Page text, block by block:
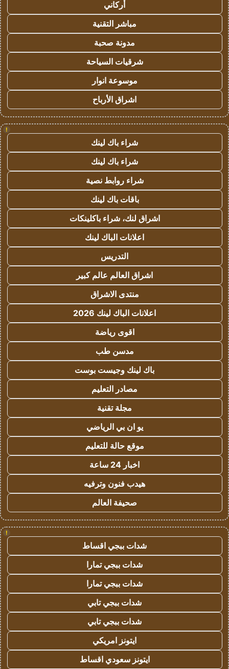
أركاني
مباشر التقنية
مدونة صحبة
شرقيات السياحة
موسوعة انوار
اشراق الأرباح
!
شراء باك لينك
شراء باك لينك
شراء روابط نصية
باقات باك لينك
اشراق لنك، شراء باكلينكات
اعلانات الباك لينك
التدريس
اشراق العالم عالم كبير
منتدى الاشراق
اعلانات الباك لينك 2026
اقوى رياضة
مدسن طب
باك لينك وجيست بوست
مصادر التعليم
مجلة تقنية
يو ان بي الرياضي
موقع حالة للتعليم
اخبار 24 ساعة
هيدب فنون وترفيه
صحيفة العالم
!
شدات ببجي اقساط
شدات ببجي تمارا
شدات ببجي تمارا
شدات ببجي تابي
شدات ببجي تابي
ايتونز امريكي
ايتونز سعودي اقساط